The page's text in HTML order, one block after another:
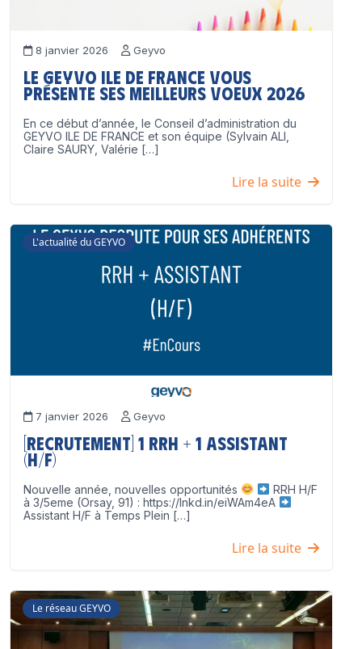
8 janvier 2026 Geyvo
Le GEYVO Ile de France vous
présente ses meilleurs voeux 2026
En ce début d’année, le Conseil d’administration du
GEYVO ILE DE FRANCE et son équipe (Sylvain ALI,
Claire SAURY, Valérie […]
Lire la suite
L'actualité du GEYVO
7 janvier 2026 Geyvo
[Recrutement] 1 RRH + 1 Assistant
(H/F)
Nouvelle année, nouvelles opportunités
RRH H/F
à 3/5eme (Orsay, 91) : https://lnkd.in/eiWAm4eA
Assistant H/F à Temps Plein […]
Lire la suite
Le réseau GEYVO